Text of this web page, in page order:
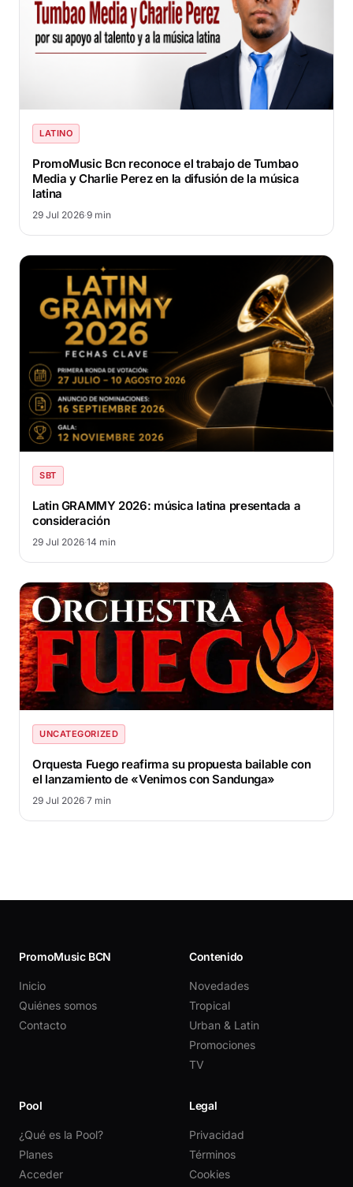
LATINO
PromoMusic Bcn reconoce el trabajo de Tumbao
Media y Charlie Perez en la difusión de la música
latina
29 Jul 2026·9 min
SBT
Latin GRAMMY 2026: música latina presentada a
consideración
29 Jul 2026·14 min
UNCATEGORIZED
Orquesta Fuego reafirma su propuesta bailable con
el lanzamiento de «Venimos con Sandunga»
29 Jul 2026·7 min
PromoMusic BCN
Inicio
Quiénes somos
Contacto
Contenido
Novedades
Tropical
Urban & Latin
Promociones
TV
Pool
¿Qué es la Pool?
Planes
Acceder
Legal
Privacidad
Términos
Cookies